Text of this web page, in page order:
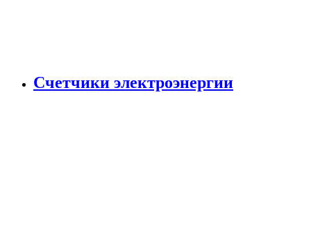
Счетчики электроэнергии